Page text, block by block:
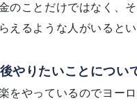
のことだけではなく、
えるような人がいると
やりたいことについ
をやっているのでヨー